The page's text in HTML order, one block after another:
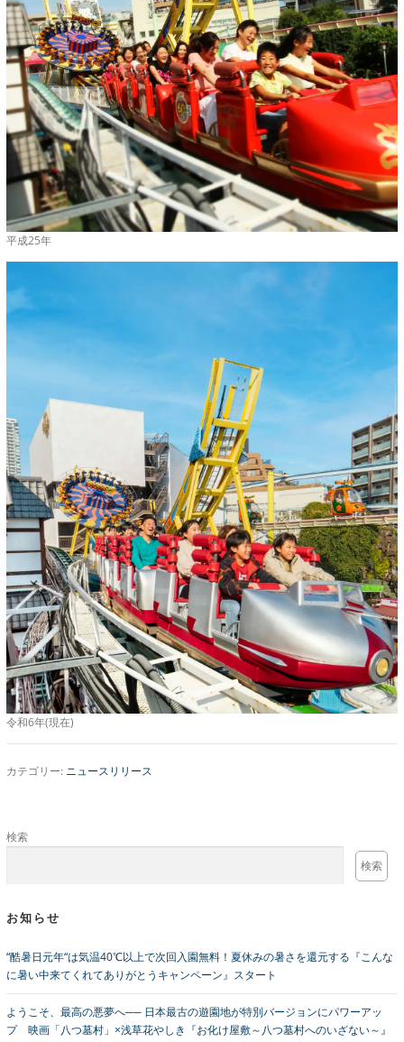
平成25年
令和6年(現在)
カテゴリー: ニュースリリース
検索
検索
お知らせ
“酷暑日元年“は気温40℃以上で次回入園無料！夏休みの暑さを還元する『こんな
に暑い中来てくれてありがとうキャンペーン』スタート
ようこそ、最高の悪夢へ── 日本最古の遊園地が特別バージョンにパワーアッ
プ 映画「八つ墓村」×浅草花やしき『お化け屋敷～八つ墓村へのいざない～』